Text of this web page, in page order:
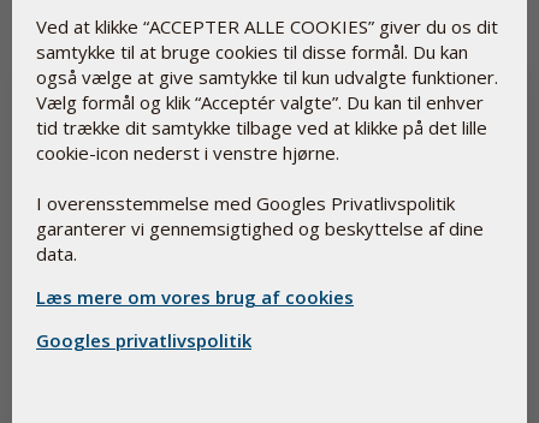
Ved at klikke “ACCEPTER ALLE COOKIES” giver du os dit
samtykke til at bruge cookies til disse formål. Du kan
også vælge at give samtykke til kun udvalgte funktioner.
Vælg formål og klik “Acceptér valgte”. Du kan til enhver
tid trække dit samtykke tilbage ved at klikke på det lille
cookie-icon nederst i venstre hjørne.
I overensstemmelse med Googles Privatlivspolitik
garanterer vi gennemsigtighed og beskyttelse af dine
data.
Læs mere om vores brug af cookies
Googles privatlivspolitik